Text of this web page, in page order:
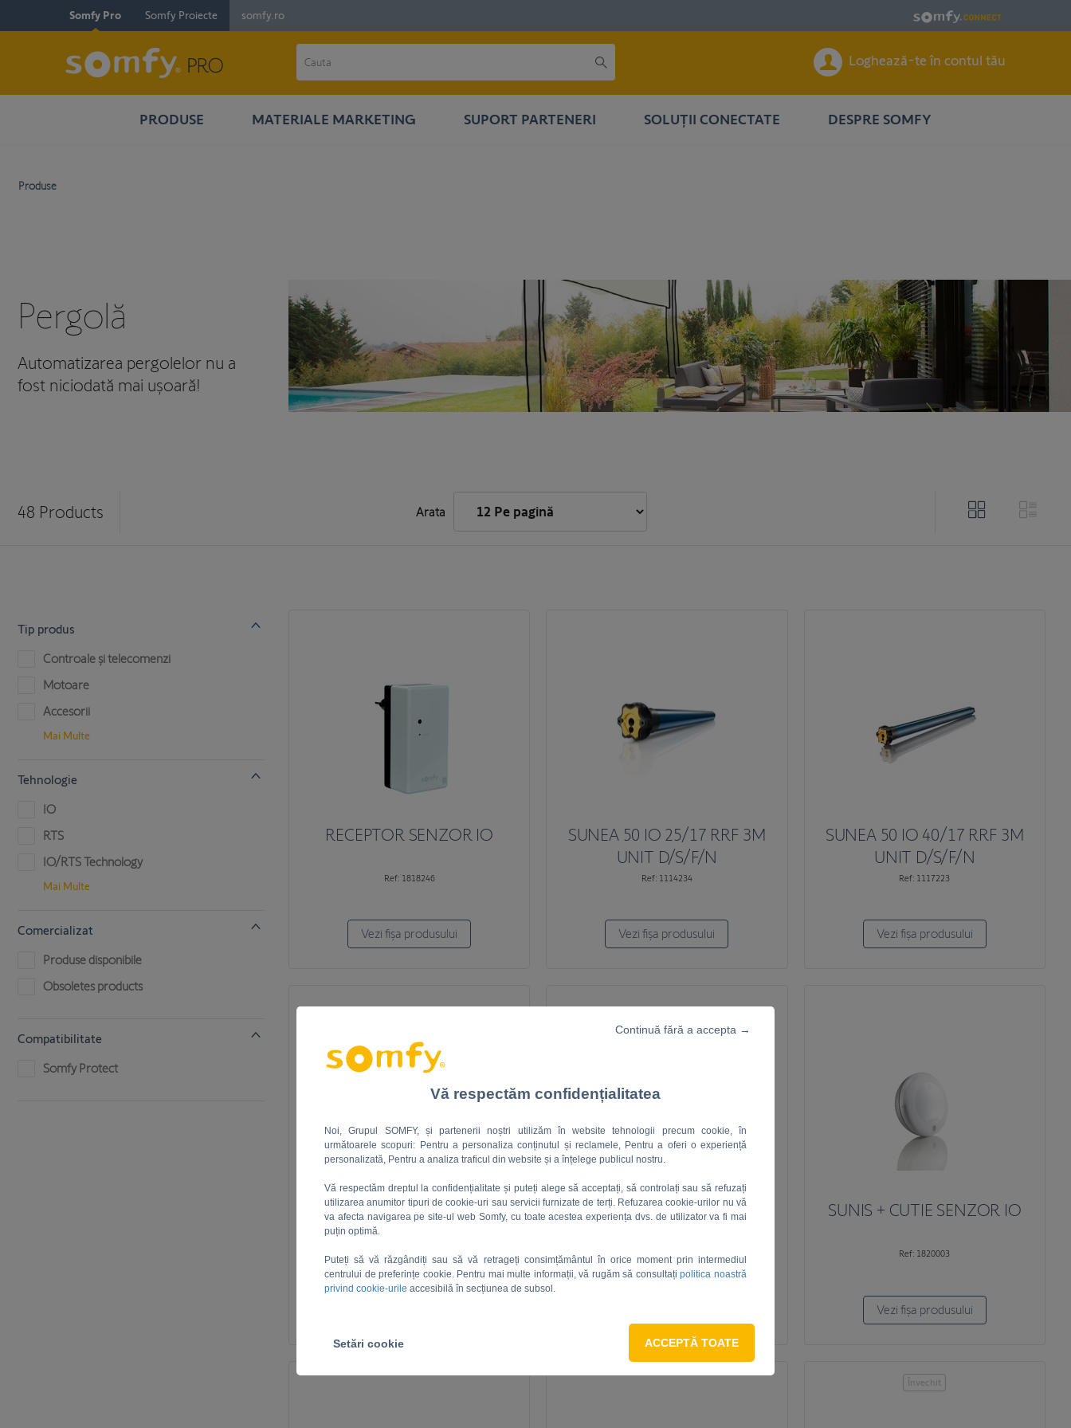
Somfy Pro Somfy Proiecte somfy.ro
Loghează-te în contul tău
PRODUSE MATERIALE MARKETING SUPORT PARTENERI SOLUȚII CONECTATE DESPRE SOMFY
Produse
Pergolă
Automatizarea pergolelor nu a
fost niciodată mai ușoară!
48 Products Arata
Tip produs
Controale și telecomenzi
Motoare
Accesorii
Mai Multe
Tehnologie
IO
RTS
IO/RTS Technology
Mai Multe
Comercializat
Produse disponibile
Obsoletes products
Compatibilitate
Somfy Protect
RECEPTOR SENZOR IO
Ref: 1818246
Vezi fișa produsului
SUNEA 50 IO 25/17 RRF 3M
UNIT D/S/F/N
Ref: 1114234
Vezi fișa produsului
SUNEA 50 IO 40/17 RRF 3M
UNIT D/S/F/N
Ref: 1117223
Vezi fișa produsului
SUNEA 60 IO 50/12 RRF 3M
UNIT D/S/F/N
Ref: 1118170
SUNEA 60 IO 55/17 RRF 3M
SUNIS + CUTIE SENZOR IO
Ref: 1820003
Vezi fișa produsului
Învechit
Vă respectăm confidențialitatea
Noi, Grupul SOMFY, și partenerii noștri utilizăm în website tehnologii precum cookie, în
următoarele scopuri: Pentru a personaliza conținutul și reclamele, Pentru a oferi o experiență
personalizată, Pentru a analiza traficul din website și a înțelege publicul nostru.
Vă respectăm dreptul la confidențialitate și puteți alege să acceptați, să controlați sau să refuzați
utilizarea anumitor tipuri de cookie-uri sau servicii furnizate de terți. Refuzarea cookie-urilor nu vă
va afecta navigarea pe site-ul web Somfy, cu toate acestea experiența dvs. de utilizator va fi mai
puțin optimă.
Puteți să vă răzgândiți sau să vă retrageți consimțământul în orice moment prin intermediul
centrului de preferințe cookie. Pentru mai multe informații, vă rugăm să consultațipolitica noastră
privind cookie-urile accesibilă în secțiunea de subsol.
Continuă fără a accepta →
ACCEPTĂ TOATE
Setări cookie